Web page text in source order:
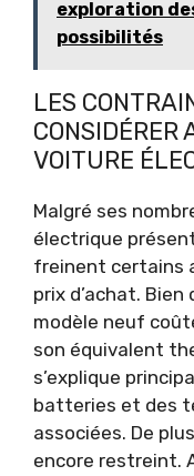
exploration
possibilités
LES
CONSIDÉRER
VOITURE
Malgré ses
électrique
freinent certains
prix d’achat.
modèle neuf
son équivalent
s’explique
batteries et des
associées. De
encore restreint.